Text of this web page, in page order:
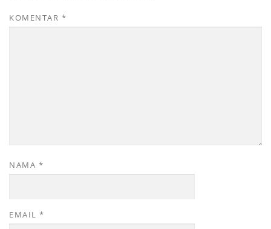
KOMENTAR *
NAMA *
EMAIL *